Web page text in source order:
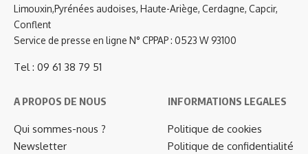
Limouxin,Pyrénées audoises, Haute-Ariège, Cerdagne, Capcir,
Conflent
Service de presse en ligne N° CPPAP : 0523 W 93100
Tel : 09 61 38 79 51
A PROPOS DE NOUS
Qui sommes-nous ?
Newsletter
INFORMATIONS LEGALES
Politique de cookies
Politique de confidentialité